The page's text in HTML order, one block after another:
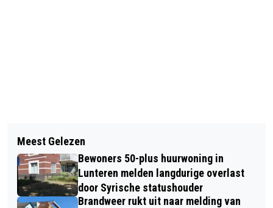
ARTHUR VAN ZANTEN BENOEMD TOT
BUITENGEWOON HOOGLERAAR
DODENTAL CORONAVIRUS IN
NEDERLAND STIJGT MET 5 TOT 5967
Meest Gelezen
Bewoners 50-plus huurwoning in
Lunteren melden langdurige overlast
door Syrische statushouder
Brandweer rukt uit naar melding van